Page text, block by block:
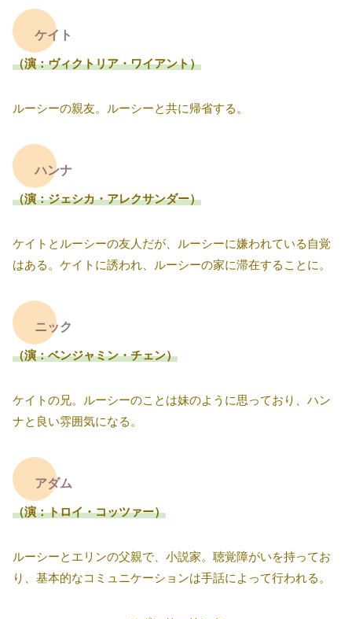
ケイト
（演：ヴィクトリア・ワイアント）
ルーシーの親友。ルーシーと共に帰省する。
ハンナ
（演：ジェシカ・アレクサンダー）
ケイトとルーシーの友人だが、ルーシーに嫌われている自覚
はある。ケイトに誘われ、ルーシーの家に滞在することに。
ニック
（演：ベンジャミン・チェン）
ケイトの兄。ルーシーのことは妹のように思っており、ハン
ナと良い雰囲気になる。
アダム
（演：トロイ・コッツァー）
ルーシーとエリンの父親で、小説家。聴覚障がいを持ってお
り、基本的なコミュニケーションは手話によって行われる。